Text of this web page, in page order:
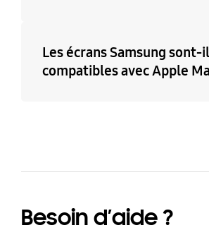
Les écrans Samsung sont-
compatibles avec Apple
Besoin d’aide ?